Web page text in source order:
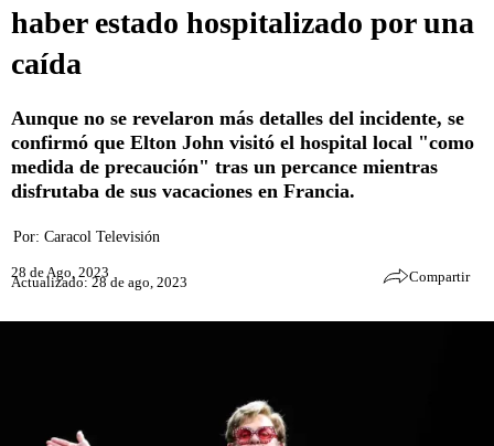
haber estado hospitalizado por una
caída
Aunque no se revelaron más detalles del incidente, se
confirmó que Elton John visitó el hospital local "como
medida de precaución" tras un percance mientras
disfrutaba de sus vacaciones en Francia.
Por: Caracol Televisión
28 de Ago, 2023
Actualizado: 28 de ago, 2023 Compartir